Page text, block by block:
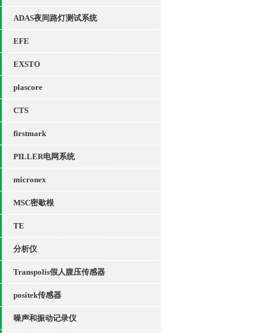
ADAS夜间路灯测试系统
EFE
EXSTO
plascore
CTS
firstmark
PILLER电网系统
micronex
MSC密歇根
TE
分析仪
Transpolis假人腹压传感器
positek传感器
噪声和振动记录仪